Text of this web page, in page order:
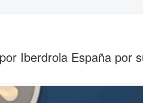
Iberdrola España por